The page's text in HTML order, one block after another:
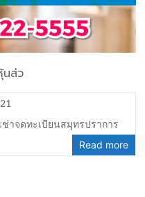
นส่ว
ช่าจดทะเบียนสมุทรปราการ
Read more